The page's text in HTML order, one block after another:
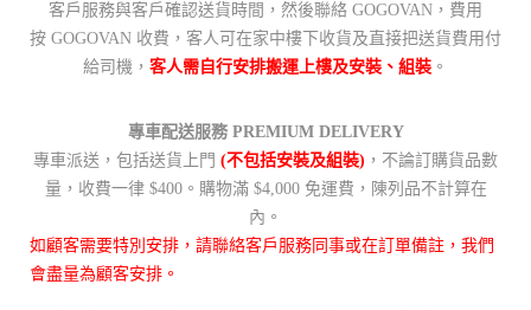
客戶服務與客戶確認送貨時間，然後聯絡 GOGOVAN，費用
按 GOGOVAN 收費，客人可在家中樓下收貨及直接把送貨費用付
給司機， 客人需自行安排搬運上樓及安裝、組裝 。
專車配送服務 PREMIUM DELIVERY
專車派送，包括送貨上門 (不包括安裝及組裝) ，不論訂購貨品數
量，收費一律 $400。購物滿 $4,000 免運費，陳列品不計算在
內。
如顧客需要特別安排，請聯絡客戶服務同事或在訂單備註，我們
會盡量為顧客安排。